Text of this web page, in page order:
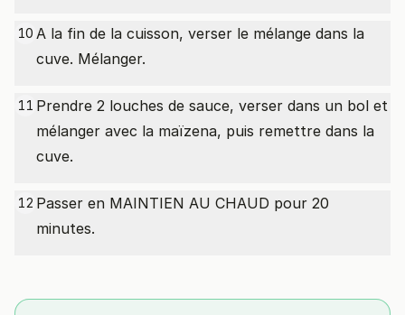
10 A la fin de la cuisson, verser le mélange dans la
cuve. Mélanger.
11 Prendre 2 louches de sauce, verser dans un bol et
mélanger avec la maïzena, puis remettre dans la
cuve.
12 Passer en MAINTIEN AU CHAUD pour 20
minutes.